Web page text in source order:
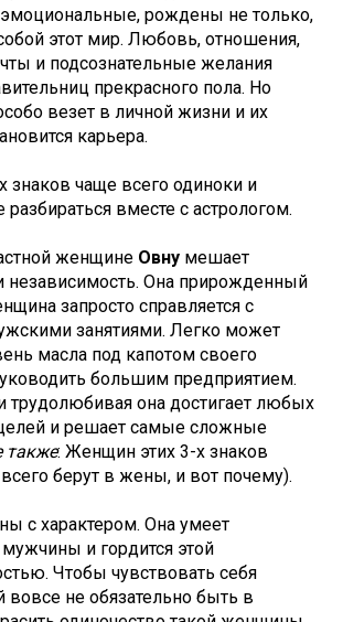
рождены не только,
этот мир. Любовь, отношения,
и подсознательные желания
прекрасного пола. Но
везет в личной жизни и их
карьера.
чаще всего одиноки и
разбираться вместе с астрологом.
женщине Овну мешает
независимость. Она прирожденный
запросто справляется с
занятиями. Легко может
масла под капотом своего
большим предприятием.
трудолюбивая она достигает любых
и решает самые сложные
также: Женщин этих 3-х знаков
берут в жены, и вот почему).
с характером. Она умеет
и гордится этой
Чтобы чувствовать себя
вовсе не обязательно быть в